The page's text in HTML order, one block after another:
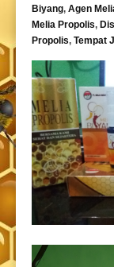
Biyang, Agen
Melia Propolis,
Propolis, Tempat